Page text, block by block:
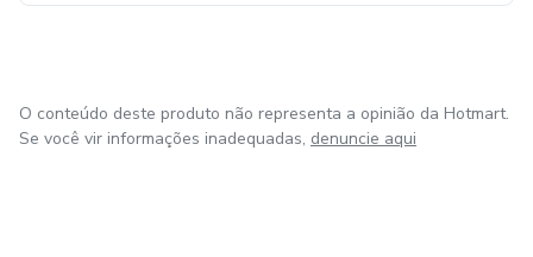
anos de mercado, consegui chegar à tão desejada
Acesse para maiores informações:
O conteúdo deste produto não representa a opinião da Hotmart.
Se você vir informações inadequadas, denuncie aqui